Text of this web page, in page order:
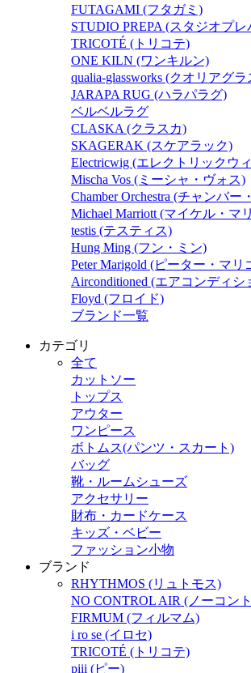
FUTAGAMI (フタガミ)
STUDIO PREPA (スタジオプレ
TRICOTÉ (トリコテ)
ONE KILN (ワンキルン)
qualia-glassworks (クオリアグ
JARAPA RUG (ハラパラグ)
ベルベルラグ
CLASKA (クラスカ)
SKAGERAK (スケアラック)
Electricwig (エレクトリックウ
Mischa Vos (ミーシャ・ヴォス)
Chamber Orchestra (チャンバ
Michael Marriott (マイケル・マ
testis (テスティス)
Hung Ming (フン・ミン)
Peter Marigold (ピーター・マリ
Airconditioned (エアコンディシ
Floyd (フロイド)
ブランド一覧
カテゴリ
全て
カットソー
トップス
アウター
ワンピース
ボトムス(パンツ・スカート)
バッグ
靴・ルームシューズ
アクセサリー
財布・カードケース
キッズ・ベビー
ファッション小物
ブランド
RHYTHMOS (リュトモス)
NO CONTROL AIR (ノーコン
FIRMUM (フィルマム)
i ro se (イロセ)
TRICOTÉ (トリコテ)
piii (ピー)